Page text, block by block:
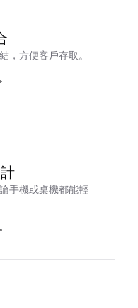
，方便客戶存取。
手機或桌機都能輕